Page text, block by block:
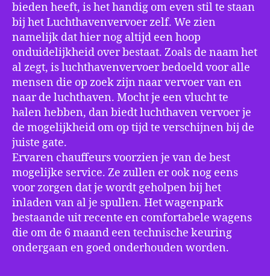
bieden heeft, is het handig om even stil te staan
bij het Luchthavenvervoer zelf. We zien
namelijk dat hier nog altijd een hoop
onduidelijkheid over bestaat. Zoals de naam het
al zegt, is luchthavenvervoer bedoeld voor alle
mensen die op zoek zijn naar vervoer van en
naar de luchthaven. Mocht je een vlucht te
halen hebben, dan biedt luchthaven vervoer je
de mogelijkheid om op tijd te verschijnen bij de
juiste gate.
Ervaren chauffeurs voorzien je van de best
mogelijke service. Ze zullen er ook nog eens
voor zorgen dat je wordt geholpen bij het
inladen van al je spullen. Het wagenpark
bestaande uit recente en comfortabele wagens
die om de 6 maand een technische keuring
ondergaan en goed onderhouden worden.